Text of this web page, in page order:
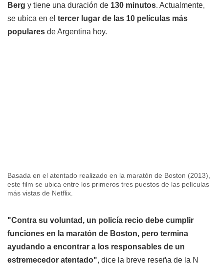
Berg y tiene una duración de 130 minutos. Actualmente,
se ubica en el tercer lugar de las 10 películas más
populares de Argentina hoy.
Basada en el atentado realizado en la maratón de Boston (2013),
este film se ubica entre los primeros tres puestos de las películas
más vistas de Netflix.
"Contra su voluntad, un policía recio debe cumplir
funciones en la maratón de Boston, pero termina
ayudando a encontrar a los responsables de un
estremecedor atentado", dice la breve reseña de la N